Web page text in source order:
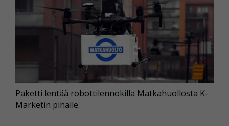
Paketti lentää robottilennokilla Matkahuollosta K-
Marketin pihalle.